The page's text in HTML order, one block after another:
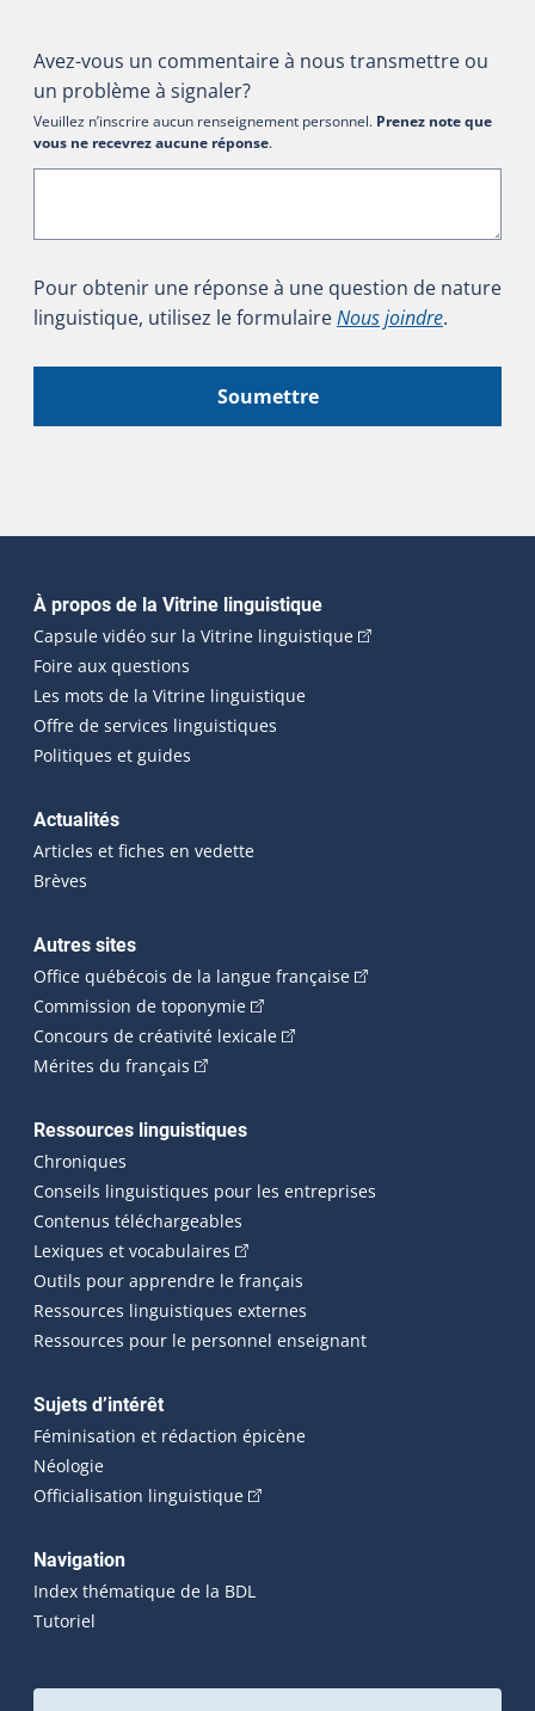
Avez-vous un commentaire à nous transmettre ou
un problème à signaler?
Veuillez n’inscrire aucun renseignement personnel. Prenez note que
vous ne recevrez aucune réponse.
Pour obtenir une réponse à une question de nature
linguistique, utilisez le formulaireNous joindre.
Soumettre
Navigation principale
À propos de la Vitrine linguistique
Capsule vidéo sur la Vitrine linguistique(Cet hyperlien
Foire aux questions
Les mots de la Vitrine linguistique
Offre de services linguistiques
Politiques et guides
Actualités
Articles et fiches en vedette
Brèves
Autres sites
Office québécois de la langue française(Cet hyperlien
Commission de toponymie(Cet hyperlien externe s'ouvrira
Concours de créativité lexicale(Cet hyperlien externe
Mérites du français (Cet hyperlien externe s'ouvrira dans une
Ressources linguistiques
Chroniques
Conseils linguistiques pour les entreprises
Contenus téléchargeables
Lexiques et vocabulaires (Cet hyperlien externe s'ouvrira
Outils pour apprendre le français
Ressources linguistiques externes
Ressources pour le personnel enseignant
Sujets d’intérêt
Féminisation et rédaction épicène
Néologie
Officialisation linguistique(Cet hyperlien externe s'ouvrira
Navigation
Index thématique de la BDL
Tutoriel